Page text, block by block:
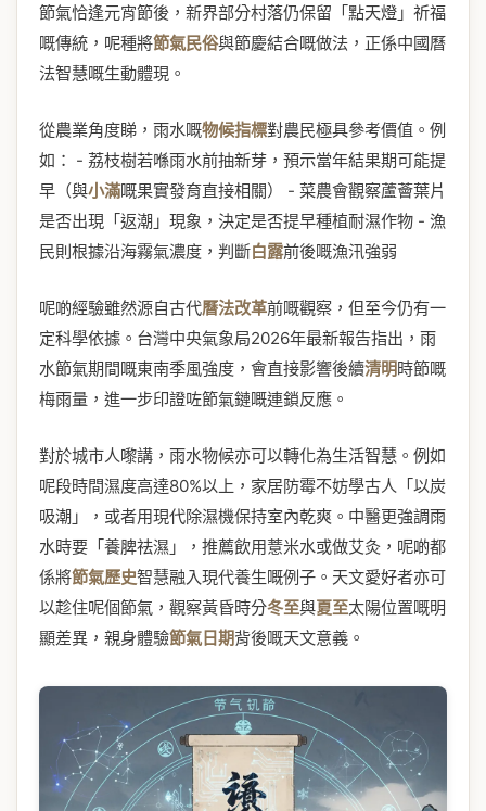
節氣恰逢元宵節後，新界部分村落仍保留「點天燈」祈福
嘅傳統，呢種將節氣民俗與節慶結合嘅做法，正係中國曆
法智慧嘅生動體現。
從農業角度睇，雨水嘅物候指標對農民極具參考價值。例
如： - 荔枝樹若喺雨水前抽新芽，預示當年結果期可能提
早（與小滿嘅果實發育直接相關） - 菜農會觀察蘆薈葉片
是否出現「返潮」現象，決定是否提早種植耐濕作物 - 漁
民則根據沿海霧氣濃度，判斷白露前後嘅漁汛強弱
呢啲經驗雖然源自古代曆法改革前嘅觀察，但至今仍有一
定科學依據。台灣中央氣象局2026年最新報告指出，雨
水節氣期間嘅東南季風強度，會直接影響後續清明時節嘅
梅雨量，進一步印證咗節氣鏈嘅連鎖反應。
對於城市人嚟講，雨水物候亦可以轉化為生活智慧。例如
呢段時間濕度高達80%以上，家居防霉不妨學古人「以炭
吸潮」，或者用現代除濕機保持室內乾爽。中醫更強調雨
水時要「養脾祛濕」，推薦飲用薏米水或做艾灸，呢啲都
係將節氣歷史智慧融入現代養生嘅例子。天文愛好者亦可
以趁住呢個節氣，觀察黃昏時分冬至與夏至太陽位置嘅明
顯差異，親身體驗節氣日期背後嘅天文意義。